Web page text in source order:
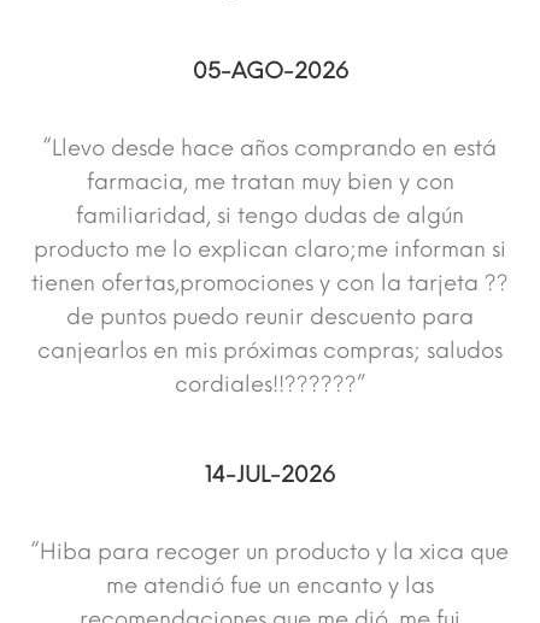
05-AGO-2026
“Llevo desde hace años comprando en está
farmacia, me tratan muy bien y con
familiaridad, si tengo dudas de algún
producto me lo explican claro;me informan si
tienen ofertas,promociones y con la tarjeta ??
de puntos puedo reunir descuento para
canjearlos en mis próximas compras; saludos
cordiales!!??????”
14-JUL-2026
“Hiba para recoger un producto y la xica que
me atendió fue un encanto y las